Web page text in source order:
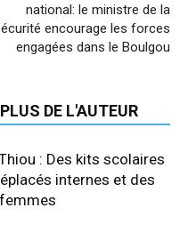
national: le ministre de la
encourage les forces
engagées dans le Boulgou
PLUS DE L'AUTEUR
: Des kits scolaires
internes et des
femmes